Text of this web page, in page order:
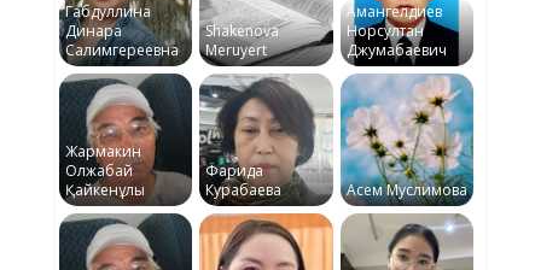
Габдуллина
Динара
Салимгереевна
Shakenova
Meruyert
Амангелдиев
Норсултан
Джумабаевич
Жармакин
Олжабай
Қайкенұлы
Фарида
Курабаева
Асем Муслимова